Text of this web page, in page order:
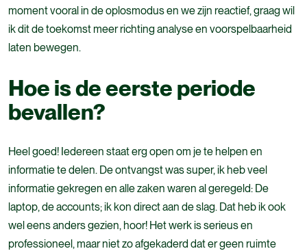
moment vooral in de oplosmodus en we zijn reactief, graag wil
ik dit de toekomst meer richting analyse en voorspelbaarheid
laten bewegen.
Hoe is de eerste periode
bevallen?
Heel goed! Iedereen staat erg open om je te helpen en
informatie te delen. De ontvangst was super, ik heb veel
informatie gekregen en alle zaken waren al geregeld: De
laptop, de accounts; ik kon direct aan de slag. Dat heb ik ook
wel eens anders gezien, hoor! Het werk is serieus en
professioneel, maar niet zo afgekaderd dat er geen ruimte